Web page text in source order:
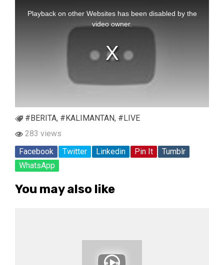
#BERITA, #KALIMANTAN, #LIVE
283 views
Facebook
Twitter Linkedin Pin It
Tumblr
WhatsApp
You may also like